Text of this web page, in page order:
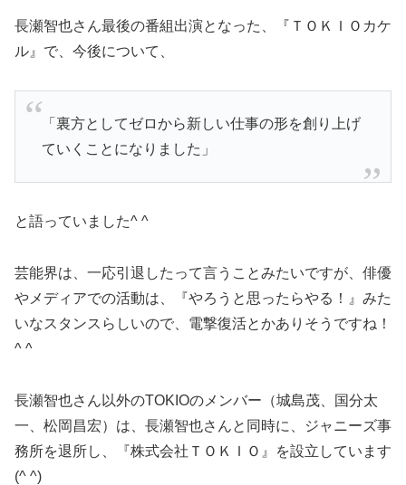
長瀬智也さん最後の番組出演となった、『ＴＯＫＩＯカケ
ル』で、今後について、
「裏方としてゼロから新しい仕事の形を創り上げ
ていくことになりました」
と語っていました^ ^
芸能界は、一応引退したって言うことみたいですが、俳優
やメディアでの活動は、『やろうと思ったらやる！』みた
いなスタンスらしいので、電撃復活とかありそうですね！
^ ^
長瀬智也さん以外のTOKIOのメンバー（城島茂、国分太
一、松岡昌宏）は、長瀬智也さんと同時に、ジャニーズ事
務所を退所し、『株式会社ＴＯＫＩＯ』を設立しています
(^ ^)